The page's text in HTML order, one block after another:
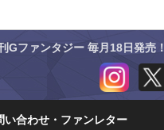
Gファンタジー 毎月18日発売！
い合わせ・ ファンレター